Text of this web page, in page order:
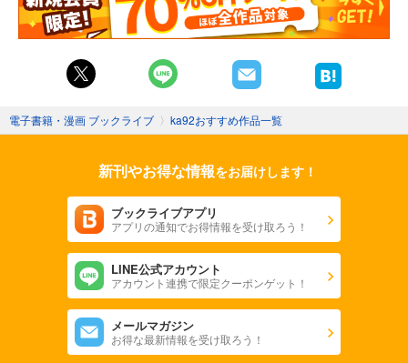
電子書籍・漫画 ブックライブ 〉 ka92おすすめ作品一覧
新刊やお得な情報をお届けします！
ブックライブアプリ
アプリの通知でお得情報を受け取ろう！
LINE公式アカウント
アカウント連携で限定クーポンゲット！
メールマガジン
お得な最新情報を受け取ろう！